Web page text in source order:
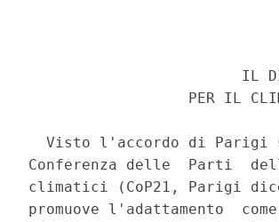
IL
PER IL
Visto l'accordo di Parigi
Conferenza delle  Parti
climatici (CoP21, Parigi
promuove l'adattamento